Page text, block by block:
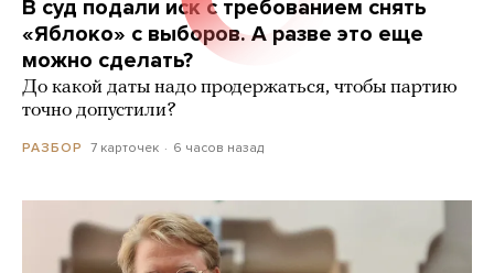
В суд подали иск с требованием снять
«Яблоко» с выборов. А разве это еще
можно сделать?
До какой даты надо продержаться, чтобы партию
точно допустили?
РАЗБОР 7 карточек 6 часов назад